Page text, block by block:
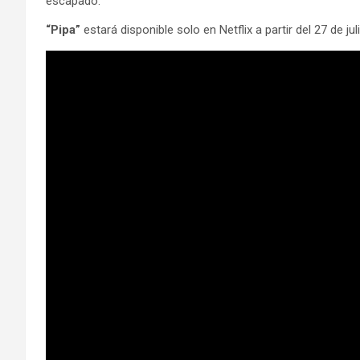
“Pipa” estará disponible solo en Netflix a partir del 27 de